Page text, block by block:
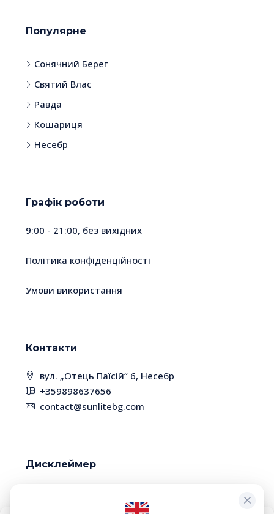
Популярне
Сонячний Берег
Святий Влас
Равда
Кошариця
Несебр
Графік роботи
9:00 - 21:00, без вихідних
Політика конфіденційності
Умови використання
Контакти
вул. „Отець Паїсій“ 6, Несебр
+359898637656
contact@sunlitebg.com
Дисклеймер
об'єкти нерухомості вже можуть бути продані.